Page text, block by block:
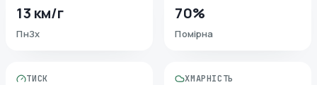
13 км/г
ПнЗх
70%
Помірна
ТИСК ХМАРНІСТЬ